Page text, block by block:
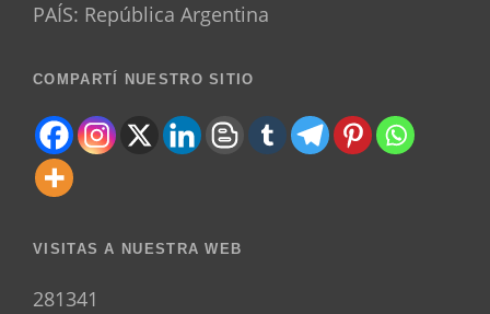
PAÍS: República Argentina
COMPARTÍ NUESTRO SITIO
VISITAS A NUESTRA WEB
281341